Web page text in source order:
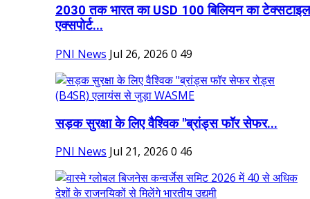
2030 तक भारत का USD 100 बिलियन का टेक्सटाइल
एक्सपोर्ट...
PNI News Jul 26, 2026 0 49
सड़क सुरक्षा के लिए वैश्विक "ब्रांड्स फॉर सेफर...
PNI News Jul 21, 2026 0 46